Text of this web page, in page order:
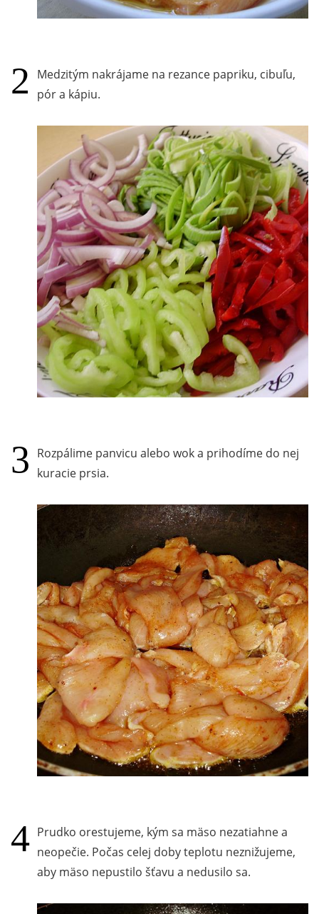
Medzitým nakrájame na rezance papriku, cibuľu,
pór a kápiu.
Rozpálime panvicu alebo wok a prihodíme do nej
kuracie prsia.
Prudko orestujeme, kým sa mäso nezatiahne a
neopečie. Počas celej doby teplotu neznižujeme,
aby mäso nepustilo šťavu a nedusilo sa.